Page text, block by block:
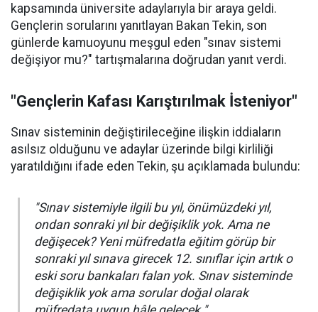
kapsamında üniversite adaylarıyla bir araya geldi.
Gençlerin sorularını yanıtlayan Bakan Tekin, son
günlerde kamuoyunu meşgul eden "sınav sistemi
değişiyor mu?" tartışmalarına doğrudan yanıt verdi.
"Gençlerin Kafası Karıştırılmak İsteniyor"
Sınav sisteminin değiştirileceğine ilişkin iddiaların
asılsız olduğunu ve adaylar üzerinde bilgi kirliliği
yaratıldığını ifade eden Tekin, şu açıklamada bulundu:
"Sınav sistemiyle ilgili bu yıl, önümüzdeki yıl,
ondan sonraki yıl bir değişiklik yok. Ama ne
değişecek? Yeni müfredatla eğitim görüp bir
sonraki yıl sınava girecek 12. sınıflar için artık o
eski soru bankaları falan yok. Sınav sisteminde
değişiklik yok ama sorular doğal olarak